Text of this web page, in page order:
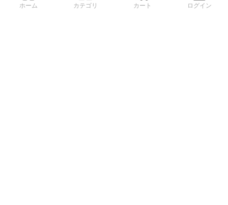
ホーム カテゴリ カート ログイン